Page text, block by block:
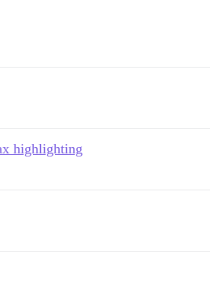
highlighting